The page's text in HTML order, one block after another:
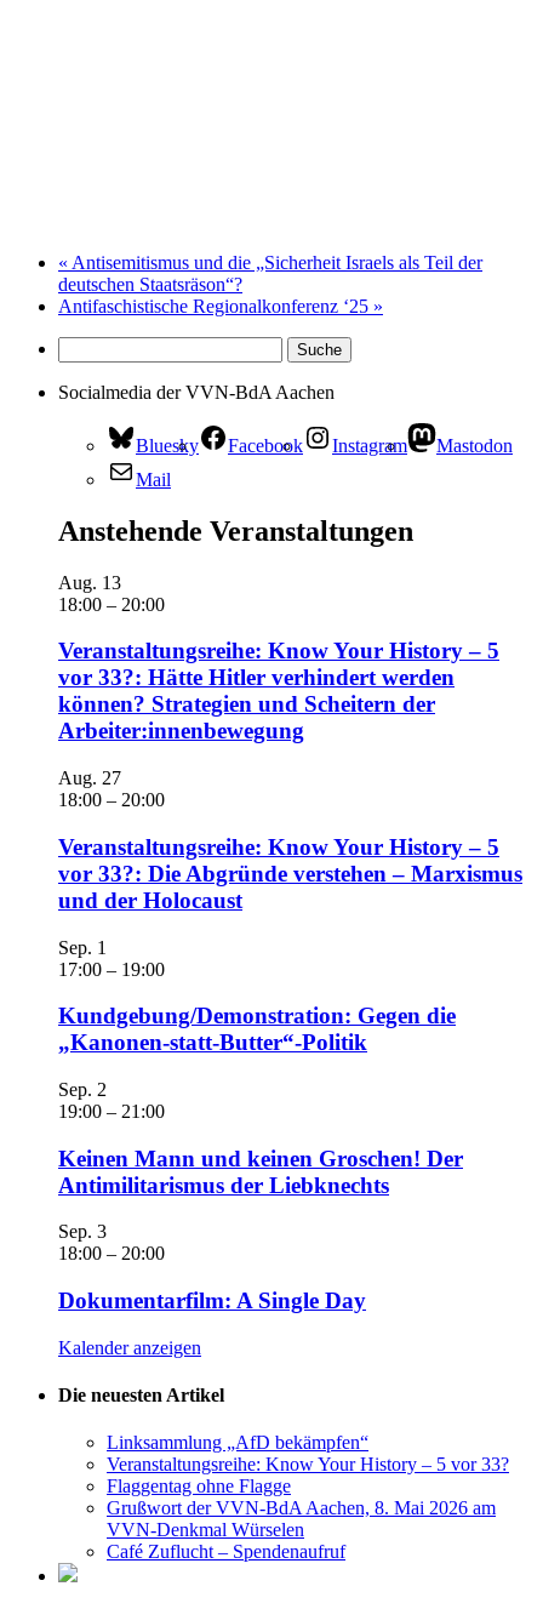
« Antisemitismus und die „Sicherheit Israels als Teil der
deutschen Staatsräson“?
Antifaschistische Regionalkonferenz ‘25 »
Socialmedia der VVN-BdA Aachen
Bluesky Facebook Instagram
Mastodon
Mail
Anstehende Veranstaltungen
Aug. 13
18:00 – 20:00
Veranstaltungsreihe: Know Your History – 5
vor 33?: Hätte Hitler verhindert werden
können? Strategien und Scheitern der
Arbeiter:innenbewegung
Aug. 27
18:00 – 20:00
Veranstaltungsreihe: Know Your History – 5
vor 33?: Die Abgründe verstehen – Marxismus
und der Holocaust
Sep. 1
17:00 – 19:00
Kundgebung/Demonstration: Gegen die
„Kanonen-statt-Butter“-Politik
Sep. 2
19:00 – 21:00
Keinen Mann und keinen Groschen! Der
Antimilitarismus der Liebknechts
Sep. 3
18:00 – 20:00
Dokumentarfilm: A Single Day
Kalender anzeigen
Die neuesten Artikel
Linksammlung „AfD bekämpfen“
Veranstaltungsreihe: Know Your History – 5 vor 33?
Flaggentag ohne Flagge
Grußwort der VVN-BdA Aachen, 8. Mai 2026 am
VVN-Denkmal Würselen
Café Zuflucht – Spendenaufruf